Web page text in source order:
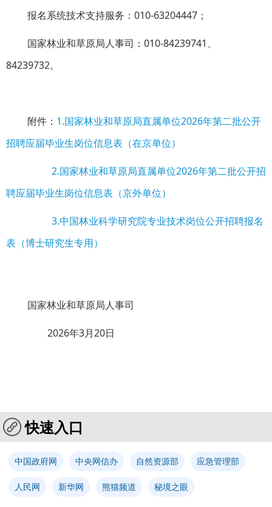
报名系统技术支持服务：010-63204447；
国家林业和草原局人事司：010-84239741、
84239732。
附件： 1.国家林业和草原局直属单位2026年第二批公开
招聘应届毕业生岗位信息表（在京单位）
2.国家林业和草原局直属单位2026年第二批公开招
聘应届毕业生岗位信息表（京外单位）
3.中国林业科学研究院专业技术岗位公开招聘报名
表（博士研究生专用）
国家林业和草原局人事司
2026年3月20日
快速入口
中国政府网 中央网信办 自然资源部 应急管理部
人民网 新华网 熊猫频道 秘境之眼